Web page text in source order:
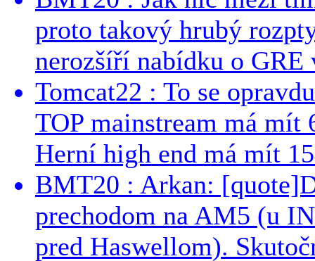
proto takový hrubý
nerozšíří nabídku o GRE
Tomcat22 : To se
TOP mainstream má
Herní high end má mít
BMT20 : Arkan:
prechodom na AM5 (u
pred Haswellom).